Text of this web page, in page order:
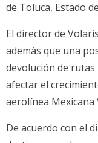
de Toluca, Estado
El director de
además que una
devolución de rutas
afectar el
aerolínea Mexicana
De acuerdo con el